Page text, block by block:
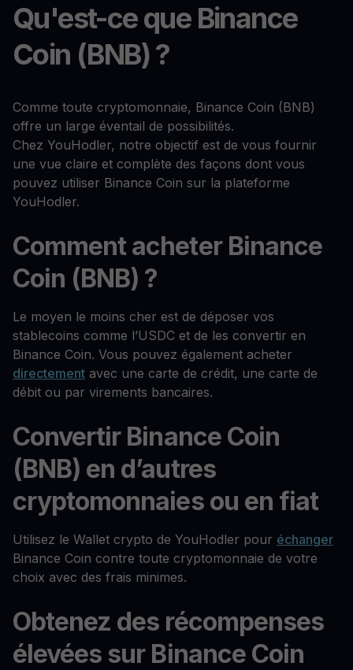
Qu'est-ce que Binance
Coin (BNB) ?
Comme toute cryptomonnaie, Binance Coin (BNB)
offre un large éventail de possibilités.
Chez YouHodler, notre objectif est de vous fournir
une vue claire et complète des façons dont vous
pouvez utiliser Binance Coin sur la plateforme
YouHodler.
Comment acheter Binance
Coin (BNB) ?
Le moyen le moins cher est de déposer vos
stablecoins comme l’USDC et de les convertir en
Binance Coin. Vous pouvez également acheter
directement avec une carte de crédit, une carte de
débit ou par virements bancaires.
Convertir Binance Coin
(BNB) en d’autres
cryptomonnaies ou en fiat
Utilisez le Wallet crypto de YouHodler pour échanger
Binance Coin contre toute cryptomonnaie de votre
choix avec des frais minimes.
Obtenez des récompenses
élevées sur Binance Coin